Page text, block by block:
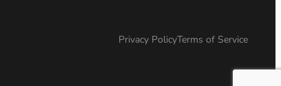
Privacy PolicyTerms of Service